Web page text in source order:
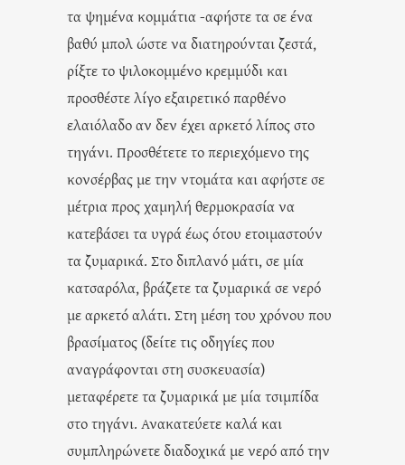
τα ψημένα κομμάτια -αφήστε τα σε ένα
βαθύ μπολ ώστε να διατηρούνται ζεστά,
ρίξτε το ψιλοκομμένο κρεμμύδι και
προσθέστε λίγο εξαιρετικό παρθένο
ελαιόλαδο αν δεν έχει αρκετό λίπος στο
τηγάνι. Προσθέτετε το περιεχόμενο της
κονσέρβας με την ντομάτα και αφήστε σε
μέτρια προς χαμηλή θερμοκρασία να
κατεβάσει τα υγρά έως ότου ετοιμαστούν
τα ζυμαρικά. Στο διπλανό μάτι, σε μία
κατσαρόλα, βράζετε τα ζυμαρικά σε νερό
με αρκετό αλάτι. Στη μέση του χρόνου που
βρασίματος (δείτε τις οδηγίες που
αναγράφονται στη συσκευασία)
μεταφέρετε τα ζυμαρικά με μία τσιμπίδα
στο τηγάνι. Ανακατεύετε καλά και
συμπληρώνετε διαδοχικά με νερό από την